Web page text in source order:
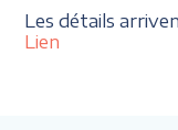
Les détails
Lien